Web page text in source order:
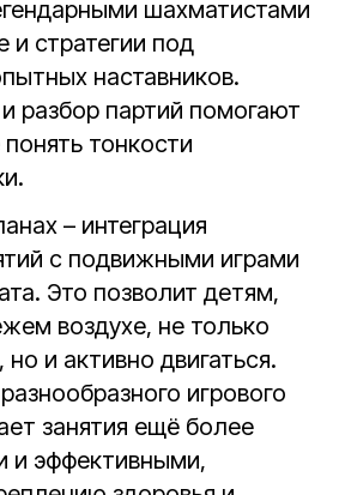
шахматистами
и стратегии под
наставников.
разбор партий помогают
тонкости
– интеграция
с подвижными играми
Это позволит детям,
воздухе, не только
и активно двигаться.
игрового
занятия ещё более
и эффективными,